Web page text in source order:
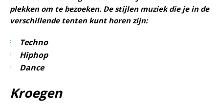
plekken om te bezoeken. De stijlen muziek die je in de
verschillende tenten kunt horen zijn:
Techno
Hiphop
Dance
Kroegen